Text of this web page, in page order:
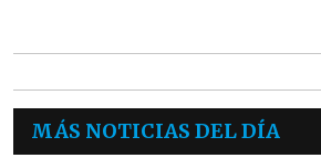
MÁS NOTICIAS DEL DÍA